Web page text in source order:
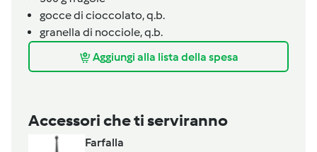
gocce di cioccolato,q.b.
granella di nocciole,q.b.
Aggiungi alla lista della spesa
Accessori che ti serviranno
Farfalla